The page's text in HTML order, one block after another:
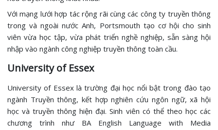
Với mạng lưới hợp tác rộng rãi cùng các công ty truyền thông
trong và ngoài nước Anh, Portsmouth tạo cơ hội cho sinh
viên vừa học tập, vừa phát triển nghề nghiệp, sẵn sàng hội
nhập vào ngành công nghiệp truyền thông toàn cầu.
University of Essex
University of Essex là trường đại học nổi bật trong đào tạo
ngành Truyền thông, kết hợp nghiên cứu ngôn ngữ, xã hội
học và truyền thông hiện đại. Sinh viên có thể theo học các
chương trình như BA English Language with Media